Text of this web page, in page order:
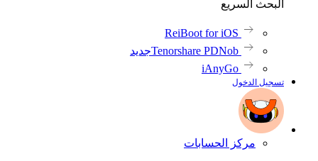
البحث السريع
ReiBoot for iOS
Tenorshare PDNobجديد
iAnyGo
تسجيل الدخول
مركز الحسابات